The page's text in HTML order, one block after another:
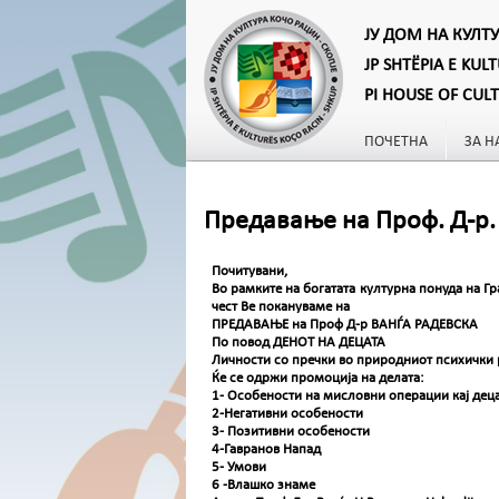
ЈУ ДОМ НА
JP SHTËPIA E
PI HOUSE OF
ПОЧЕТНА ЗА
Предавање на Проф. Д-р.
Почитувани,
Во рамките на богатата културна понуда на
чест Ве покануваме на
ПРЕДАВАЊЕ на Проф Д-р ВАНЃА РАДЕВСКА
По повод ДЕНОТ НА ДЕЦАТА
Личности со пречки во природниот психички
Ќе се одржи промоција на делата:
1- Особености на мисловни операции кај
2-Негативни особености
3- Позитивни особености
4-Гавранов Напад
5- Умови
6 -Влашко знаме